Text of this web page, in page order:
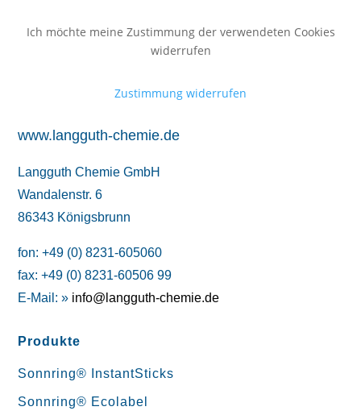
Ich möchte meine Zustimmung der verwendeten Cookies
widerrufen
Zustimmung widerrufen
www.langguth-chemie.de
Langguth Chemie GmbH
Wandalenstr. 6
86343 Königsbrunn
fon: +49 (0) 8231-605060
fax: +49 (0) 8231-60506 99
E-Mail: » info@langguth-chemie.de
Produkte
Sonnring® InstantSticks
Sonnring® Ecolabel